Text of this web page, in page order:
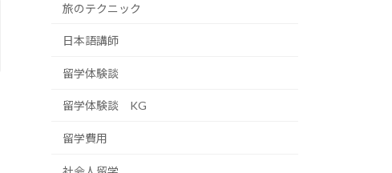
旅のテクニック
日本語講師
留学体験談
留学体験談 KG
留学費用